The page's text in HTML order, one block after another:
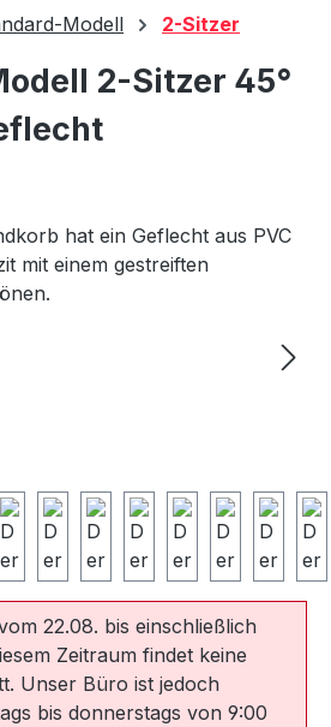
Modell 2-Sitzer
2-Sitzer 45°
22.08. bis einschließlich
Zeitraum findet keine
Unser Büro ist jedoch
bis donnerstags von 9:00